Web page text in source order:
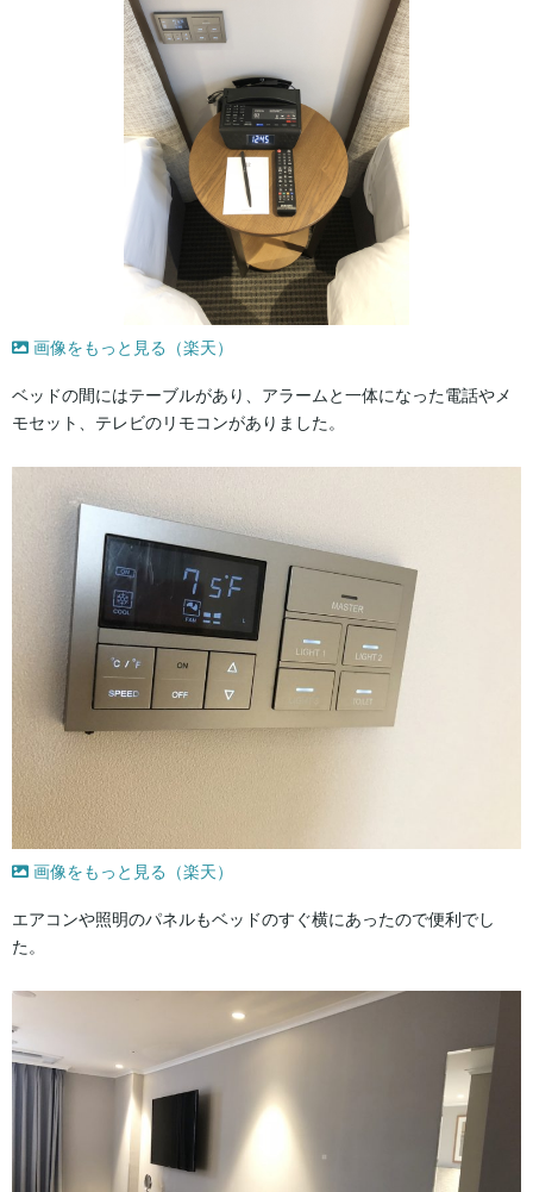
画像をもっと見る（楽天）
ベッドの間にはテーブルがあり、アラームと一体になった電話やメ
モセット、テレビのリモコンがありました。
画像をもっと見る（楽天）
エアコンや照明のパネルもベッドのすぐ横にあったので便利でし
た。